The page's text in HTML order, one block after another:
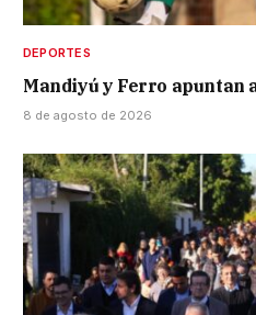
DEPORTES
Mandiyú y Ferro apuntan
8 de agosto de 2026